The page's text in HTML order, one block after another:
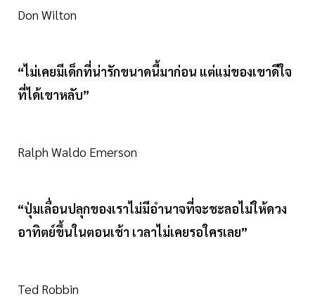
Don Wilton
“ไม่เคยมีเด็กที่น่ารักขนาดนี้มาก่อน แต่แม่ของเขาดีใจ
ที่ได้เขาหลับ”
Ralph Waldo Emerson
“ปุ่มเลื่อนปลุกของเราไม่มีอำนาจที่จะชะลอไม่ให้ดวง
อาทิตย์ขึ้นในตอนเช้า เวลาไม่เคยรอใครเลย”
Ted Robbin